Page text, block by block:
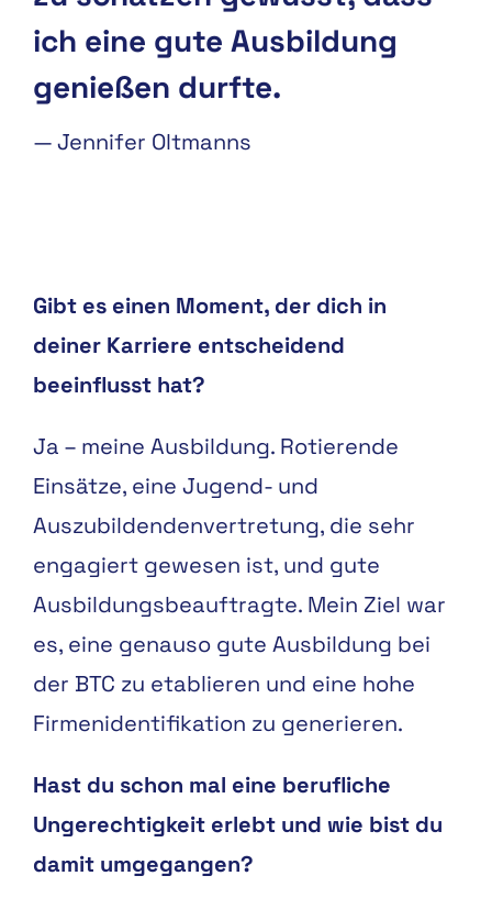
ich eine gute Ausbildung
genießen durfte.
—Jennifer Oltmanns
Gibt es einen Moment, der dich in
deiner Karriere entscheidend
beeinflusst hat?
Ja – meine Ausbildung. Rotierende
Einsätze, eine Jugend- und
Auszubildendenvertretung, die sehr
engagiert gewesen ist, und gute
Ausbildungsbeauftragte. Mein Ziel war
es, eine genauso gute Ausbildung bei
der BTC zu etablieren und eine hohe
Firmenidentifikation zu generieren.
Hast du schon mal eine berufliche
Ungerechtigkeit erlebt und wie bist du
damit umgegangen?